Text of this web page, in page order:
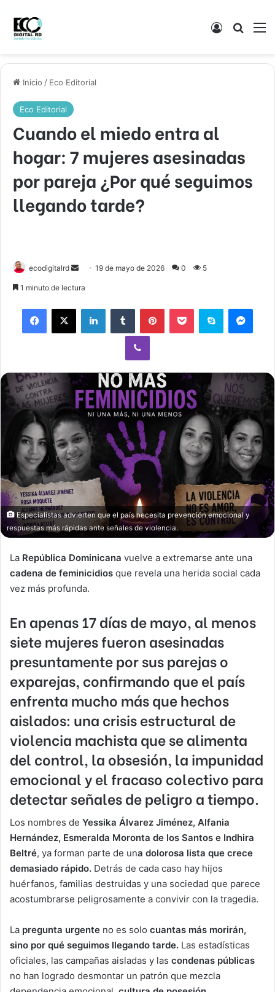
Acceso
Inicio / Eco Editorial
Eco Editorial
Cuando el miedo entra al
hogar: 7 mujeres asesinadas
por pareja ¿Por qué seguimos
llegando tarde?
ecodigitalrd
Send19 de mayo de 2026 0 5
1 minuto de lectura
Facebook
X LinkedInTumblr PinterestPocket Skype
Viber
Especialistas advierten que el país necesita prevención emocional y
respuestas más rápidas ante señales de violencia.
La República Dominicana vuelve a extremarse ante una
cadena de feminicidios que revela una herida social cada
vez más profunda.
En apenas 17 días de mayo, al menos
siete mujeres fueron asesinadas
presuntamente por sus parejas o
exparejas, confirmando que el país
enfrenta mucho más que hechos
aislados: una crisis estructural de
violencia machista que se alimenta
del control, la obsesión, la impunidad
emocional y el fracaso colectivo para
detectar señales de peligro a tiempo.
Los nombres de Yessika Álvarez Jiménez, Alfania
Hernández, Esmeralda Moronta de los Santos e Indhira
Beltré, ya forman parte de una dolorosa lista que crece
demasiado rápido. Detrás de cada caso hay hijos
huérfanos, familias destruidas y una sociedad que parece
acostumbrarse peligrosamente a convivir con la tragedia.
La pregunta urgente no es solo cuantas más morirán,
sino por qué seguimos llegando tarde. Las estadísticas
oficiales, las campañas aisladas y las condenas públicas
no han logrado desmontar un patrón que mezcla